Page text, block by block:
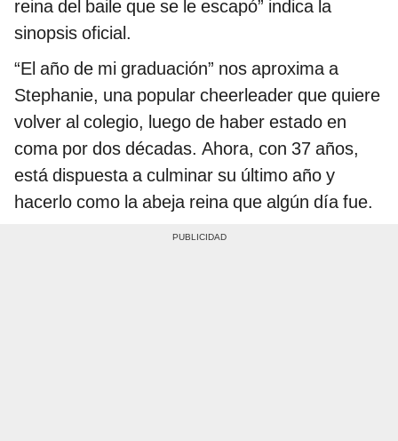
reina del baile que se le escapó” indica la
sinopsis oficial.
“El año de mi graduación” nos aproxima a
Stephanie, una popular cheerleader que quiere
volver al colegio, luego de haber estado en
coma por dos décadas. Ahora, con 37 años,
está dispuesta a culminar su último año y
hacerlo como la abeja reina que algún día fue.